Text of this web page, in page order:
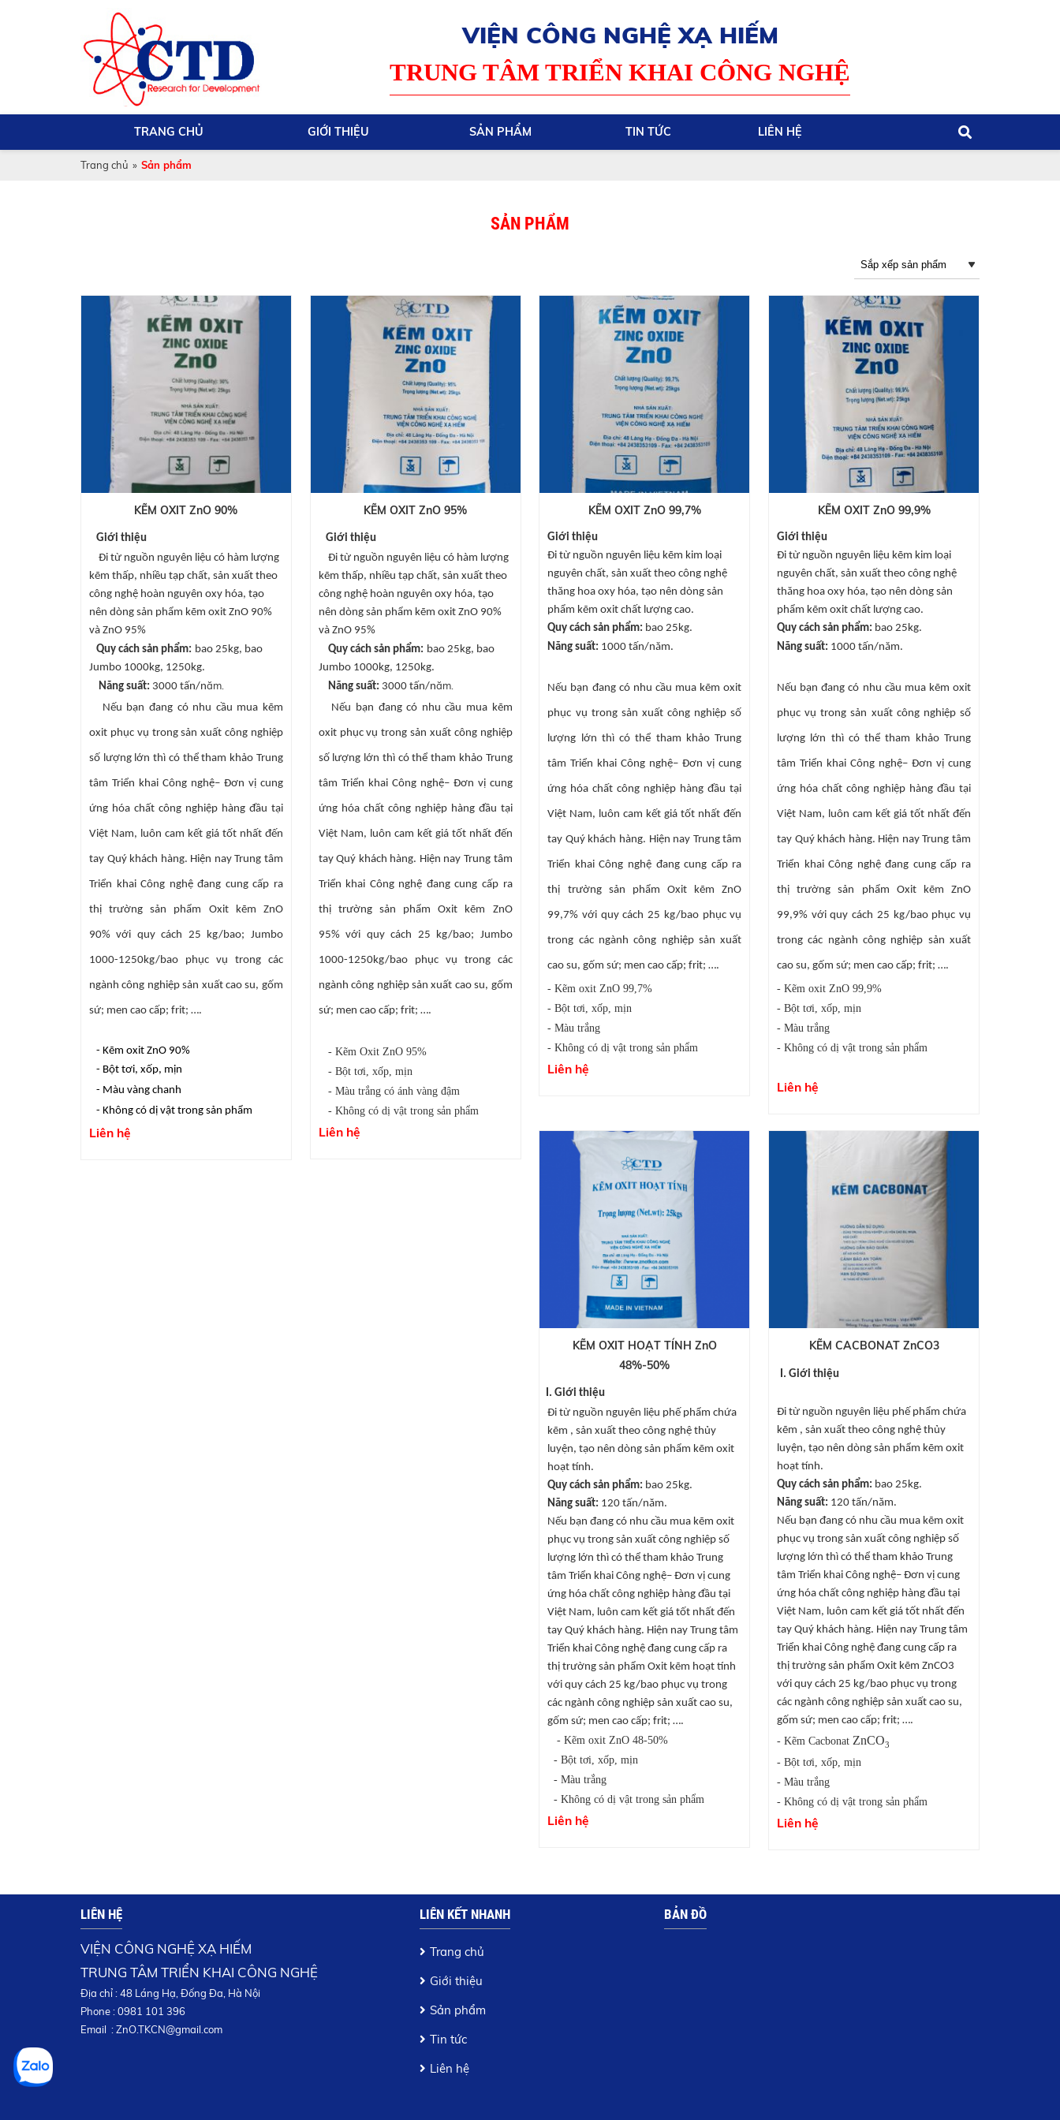
VIỆN CÔNG NGHỆ XẠ HIẾM
TRUNG TÂM TRIỂN KHAI CÔNG NGHỆ
TRANG CHỦ GIỚI THIỆU SẢN PHẨM TIN TỨC LIÊN HỆ
Trang chủ » Sản phẩm
SẢN PHẨM
KẼM OXIT ZnO 90%
Giới thiệu
Đi từ nguồn nguyên liệu có hàm lượng
kẽm thấp, nhiều tạp chất, sản xuất theo
công nghệ hoàn nguyên oxy hóa, tạo
nên dòng sản phẩm kẽm oxit ZnO 90%
và ZnO 95%
Quy cách sản phẩm: bao 25kg, bao
Jumbo 1000kg, 1250kg.
Năng suất: 3000 tấn/năm.
Nếu bạn đang có nhu cầu mua kẽm
oxit phục vụ trong sản xuất công nghiệp
số lượng lớn thì có thể tham khảo Trung
tâm Triển khai Công nghệ– Đơn vị cung
ứng hóa chất công nghiệp hàng đầu tại
Việt Nam, luôn cam kết giá tốt nhất đến
tay Quý khách hàng. Hiện nay Trung tâm
Triển khai Công nghệ đang cung cấp ra
thị trường sản phẩm Oxit kẽm ZnO
90% với quy cách 25 kg/bao; Jumbo
1000-1250kg/bao phục vụ trong các
ngành công nghiệp sản xuất cao su, gốm
sứ; men cao cấp; frit; ….
- Kẽm oxit ZnO 90%
- Bột tơi, xốp, mịn
- Màu vàng chanh
- Không có dị vật trong sản phẩm
Liên hệ
KẼM OXIT ZnO 95%
Giới thiệu
Đi từ nguồn nguyên liệu có hàm lượng
kẽm thấp, nhiều tạp chất, sản xuất theo
công nghệ hoàn nguyên oxy hóa, tạo
nên dòng sản phẩm kẽm oxit ZnO 90%
và ZnO 95%
Quy cách sản phẩm: bao 25kg, bao
Jumbo 1000kg, 1250kg.
Năng suất: 3000 tấn/năm.
Nếu bạn đang có nhu cầu mua kẽm
oxit phục vụ trong sản xuất công nghiệp
số lượng lớn thì có thể tham khảo Trung
tâm Triển khai Công nghệ– Đơn vị cung
ứng hóa chất công nghiệp hàng đầu tại
Việt Nam, luôn cam kết giá tốt nhất đến
tay Quý khách hàng. Hiện nay Trung tâm
Triển khai Công nghệ đang cung cấp ra
thị trường sản phẩm Oxit kẽm ZnO
95% với quy cách 25 kg/bao; Jumbo
1000-1250kg/bao phục vụ trong các
ngành công nghiệp sản xuất cao su, gốm
sứ; men cao cấp; frit; ….
- Kẽm Oxit ZnO 95%
- Bột tơi, xốp, mịn
- Màu trắng có ánh vàng đậm
- Không có dị vật trong sản phẩm
Liên hệ
KẼM OXIT ZnO 99,7%
Giới thiệu
Đi từ nguồn nguyên liệu kẽm kim loại
nguyên chất, sản xuất theo công nghệ
thăng hoa oxy hóa, tạo nên dòng sản
phẩm kẽm oxit chất lượng cao.
Quy cách sản phẩm: bao 25kg.
Năng suất: 1000 tấn/năm.
Nếu bạn đang có nhu cầu mua kẽm oxit
phục vụ trong sản xuất công nghiệp số
lượng lớn thì có thể tham khảo Trung
tâm Triển khai Công nghệ– Đơn vị cung
ứng hóa chất công nghiệp hàng đầu tại
Việt Nam, luôn cam kết giá tốt nhất đến
tay Quý khách hàng. Hiện nay Trung tâm
Triển khai Công nghệ đang cung cấp ra
thị trường sản phẩm Oxit kẽm ZnO
99,7% với quy cách 25 kg/bao phục vụ
trong các ngành công nghiệp sản xuất
cao su, gốm sứ; men cao cấp; frit; ….
- Kẽm oxit ZnO 99,7%
- Bột tơi, xốp, mịn
- Màu trắng
- Không có dị vật trong sản phẩm
Liên hệ
KẼM OXIT ZnO 99,9%
Giới thiệu
Đi từ nguồn nguyên liệu kẽm kim loại
nguyên chất, sản xuất theo công nghệ
thăng hoa oxy hóa, tạo nên dòng sản
phẩm kẽm oxit chất lượng cao.
Quy cách sản phẩm: bao 25kg.
Năng suất: 1000 tấn/năm.
Nếu bạn đang có nhu cầu mua kẽm oxit
phục vụ trong sản xuất công nghiệp số
lượng lớn thì có thể tham khảo Trung
tâm Triển khai Công nghệ– Đơn vị cung
ứng hóa chất công nghiệp hàng đầu tại
Việt Nam, luôn cam kết giá tốt nhất đến
tay Quý khách hàng. Hiện nay Trung tâm
Triển khai Công nghệ đang cung cấp ra
thị trường sản phẩm Oxit kẽm ZnO
99,9% với quy cách 25 kg/bao phục vụ
trong các ngành công nghiệp sản xuất
cao su, gốm sứ; men cao cấp; frit; ….
-Kẽm oxit ZnO 99,9%
- Bột tơi, xốp, mịn
- Màu trắng
- Không có dị vật trong sản phẩm
Liên hệ
KẼM OXIT HOẠT TÍNH ZnO
48%-50%
I. Giới thiệu
Đi từ nguồn nguyên liệu phế phẩm chứa
kẽm , sản xuất theo công nghệ thủy
luyện, tạo nên dòng sản phẩm kẽm oxit
hoạt tính.
Quy cách sản phẩm: bao 25kg.
Năng suất: 120 tấn/năm.
Nếu bạn đang có nhu cầu mua kẽm oxit
phục vụ trong sản xuất công nghiệp số
lượng lớn thì có thể tham khảo Trung
tâm Triển khai Công nghệ– Đơn vị cung
ứng hóa chất công nghiệp hàng đầu tại
Việt Nam, luôn cam kết giá tốt nhất đến
tay Quý khách hàng. Hiện nay Trung tâm
Triển khai Công nghệ đang cung cấp ra
thị trường sản phẩm Oxit kẽm hoạt tính
với quy cách 25 kg/bao phục vụ trong
các ngành công nghiệp sản xuất cao su,
gốm sứ; men cao cấp; frit; ….
- Kẽm oxit ZnO 48-50%
- Bột tơi, xốp, mịn
- Màu trắng
- Không có dị vật trong sản phẩm
Liên hệ
KẼM CACBONAT ZnCO3
I. Giới thiệu
Đi từ nguồn nguyên liệu phế phẩm chứa
kẽm , sản xuất theo công nghệ thủy
luyện, tạo nên dòng sản phẩm kẽm oxit
hoạt tính.
Quy cách sản phẩm: bao 25kg.
Năng suất: 120 tấn/năm.
Nếu bạn đang có nhu cầu mua kẽm oxit
phục vụ trong sản xuất công nghiệp số
lượng lớn thì có thể tham khảo Trung
tâm Triển khai Công nghệ– Đơn vị cung
ứng hóa chất công nghiệp hàng đầu tại
Việt Nam, luôn cam kết giá tốt nhất đến
tay Quý khách hàng. Hiện nay Trung tâm
Triển khai Công nghệ đang cung cấp ra
thị trường sản phẩm Oxit kẽm ZnCO3
với quy cách 25 kg/bao phục vụ trong
các ngành công nghiệp sản xuất cao su,
gốm sứ; men cao cấp; frit; ….
- Kẽm Cacbonat ZnCO3
- Bột tơi, xốp, mịn
- Màu trắng
- Không có dị vật trong sản phẩm
Liên hệ
LIÊN HỆ
VIỆN CÔNG NGHỆ XẠ HIẾM
TRUNG TÂM TRIỂN KHAI CÔNG NGHỆ
Địa chỉ : 48 Láng Hạ, Đống Đa, Hà Nội
Phone : 0981 101 396
Email :ZnO.TKCN@gmail.com
LIÊN KẾT NHANH
Trang chủ
Giới thiệu
Sản phẩm
Tin tức
Liên hệ
BẢN ĐỒ